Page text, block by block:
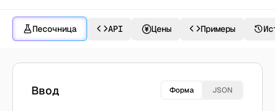
Песочница API Цены Примеры
Создать с Seedream 5.0
Ввод Форма JSON